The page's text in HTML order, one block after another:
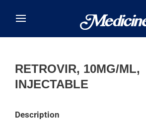
RETROVIR, 10MG/ML,
INJECTABLE
Description